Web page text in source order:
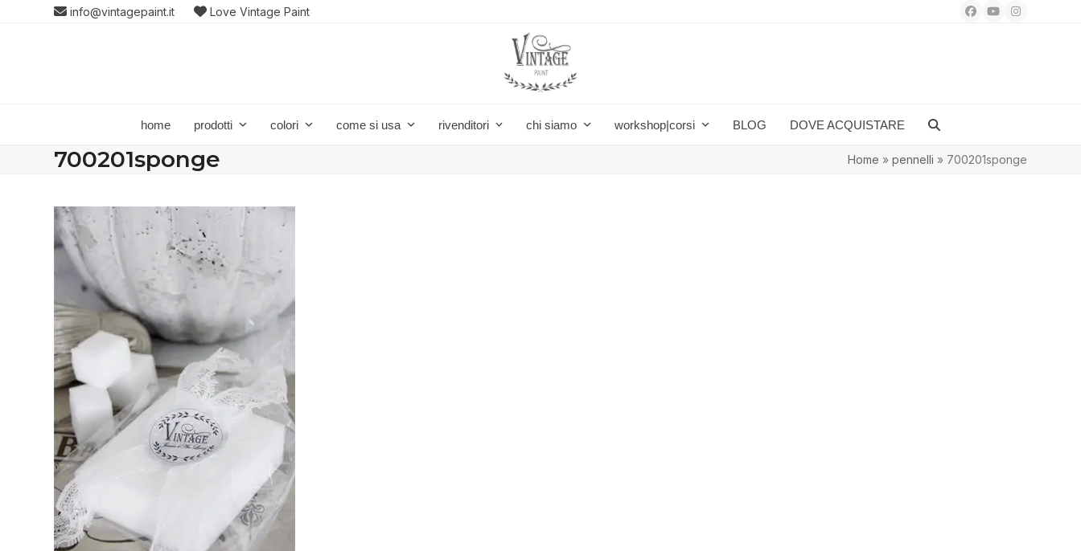
info@vintagepaint.it Love Vintage Paint Facebook
YouTubeInstagram
home prodotti colori come si usa rivenditori chi siamo workshop|corsi BLOG DOVE ACQUISTARE
700201sponge Home » pennelli » 700201sponge